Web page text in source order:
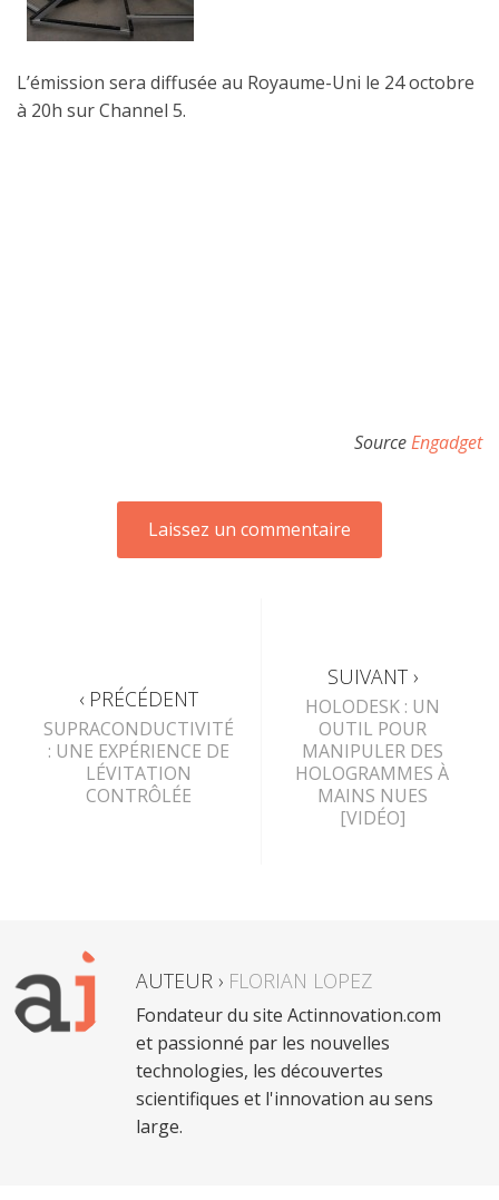
L’émission sera diffusée au Royaume-Uni le 24 octobre
à 20h sur Channel 5.
SourceEngadget
‹ PRÉCÉDENT
SUPRACONDUCTIVITÉ
: UNE EXPÉRIENCE DE
LÉVITATION
CONTRÔLÉE
SUIVANT ›
HOLODESK : UN
OUTIL POUR
MANIPULER DES
HOLOGRAMMES À
MAINS NUES
[VIDÉO]
AUTEUR › FLORIAN LOPEZ
Fondateur du site Actinnovation.com
et passionné par les nouvelles
technologies, les découvertes
scientifiques et l'innovation au sens
large.